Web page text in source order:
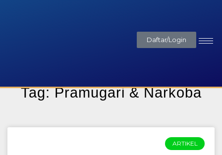
Daftar/Login
Tag: Pramugari & Narkoba
ARTIKEL